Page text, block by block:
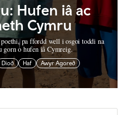
Hufen iâ ac
Cymru
pa ffordd well i osgoi toddi na
gorn o hufen iâ Cymreig.
Diod Haf Awyr Agored